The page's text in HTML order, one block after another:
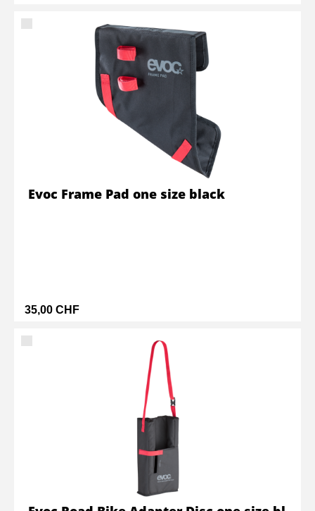
35,00 CHF
Evoc Frame Pad one size black